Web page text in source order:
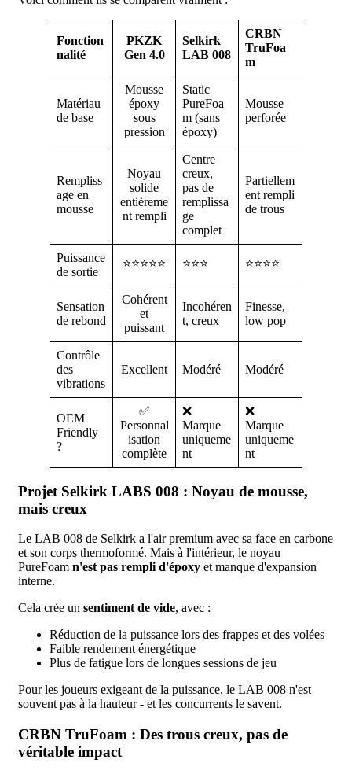
Fonction
nalité
PKZK
Gen 4.0
Selkirk
LAB 008
CRBN
TruFoa
m
Matériau
de base
Mousse
époxy
sous
pression
Static
PureFoa
m (sans
époxy)
Mousse
perforée
Rempliss
age en
mousse
Noyau
solide
entièreme
nt rempli
Centre
creux,
pas de
remplissa
ge
complet
Partiellem
ent rempli
de trous
Puissance
de sortie
⭐⭐⭐⭐⭐ ⭐⭐⭐ ⭐⭐⭐⭐
Sensation
de rebond
Cohérent
et
puissant
Incohéren
t, creux
Finesse,
low pop
Contrôle
des
vibrations
Excellent Modéré Modéré
OEM
Friendly
?
✅
Personnal
isation
complète
❌
Marque
uniqueme
nt
❌
Marque
uniqueme
nt
Projet Selkirk LABS 008 : Noyau de mousse,
mais creux
Le LAB 008 de Selkirk a l'air premium avec sa face en carbone
et son corps thermoformé. Mais à l'intérieur, le noyau
PureFoam n'est pas rempli d'époxy et manque d'expansion
interne.
Cela crée un sentiment de vide, avec :
Réduction de la puissance lors des frappes et des volées
Faible rendement énergétique
Plus de fatigue lors de longues sessions de jeu
Pour les joueurs exigeant de la puissance, le LAB 008 n'est
souvent pas à la hauteur - et les concurrents le savent.
CRBN TruFoam : Des trous creux, pas de
véritable impact